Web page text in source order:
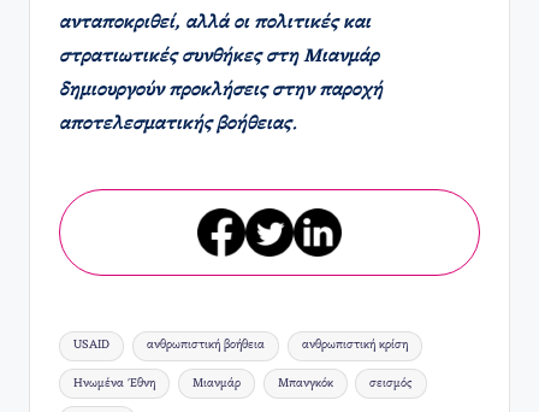
ανταποκριθεί, αλλά οι πολιτικές και
στρατιωτικές συνθήκες στη Μιανμάρ
δημιουργούν προκλήσεις στην παροχή
αποτελεσματικής βοήθειας.
Ετικέτες:
USAID ανθρωπιστική βοήθεια ανθρωπιστική κρίση
Ηνωμένα Έθνη Μιανμάρ Μπανγκόκ σεισμός